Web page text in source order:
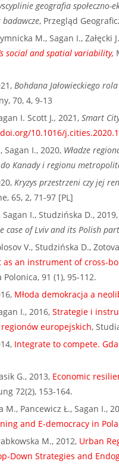
geografia
, Przegląd
M., Sagan I., Załęcki
social and spatial variability,
Bohdana Jałowieckiego
70, 4, 9-13
I. Scott J., 2021, Smart
doi.org/10.1016/
Sagan I., 2020, Władze
Kanady i regionu
Kryzys przestrzeni czy jej
65, 2, 71-97 [PL]
Sagan I., Studzińska D., 2019,
case of Lviv and its Polish
V., Studzińska D.,
an instrument of cross-
91 (1), 95-112.
Młoda demokracja a
I., 2016, Strategie i
europejskich,
Integrate to compete.
G., 2013, Economic
72(2), 153-164.
M., Pancewicz Ł., Sagan I.,
and E-democracy in
M., 2012, Urban
Down Strategies and